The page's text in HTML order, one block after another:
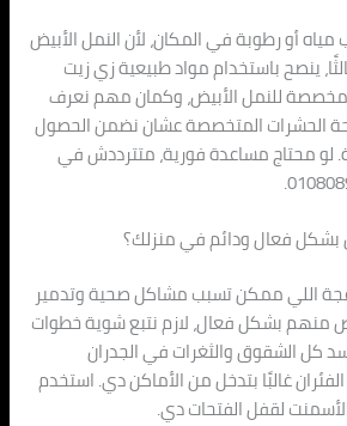
مياه أو رطوبة في المكان، لأن النمل الأبيض
ينصح باستخدام مواد طبيعية زي زيت
مخصصة للنمل الأبيض، وكمان مهم نعرف
الحشرات المتخصصة عشان نضمن الحصول
لو محتاج مساعدة فورية، متترددش في
بشكل فعال ودائم في منزلك؟
اللي ممكن تسبب مشاكل صحية وتدمير
منهم بشكل فعال، لازم نتبع شوية خطوات
كل الشقوق والثغرات في الجدران
الفئران غالبًا بتدخل من الأماكن دي. استخدم
لقفل الفتحات دي.